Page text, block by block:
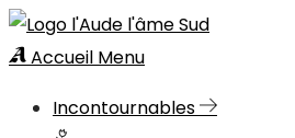
Accueil Menu
Incontournables